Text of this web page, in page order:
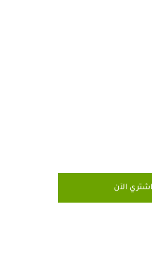
اشتري الآن